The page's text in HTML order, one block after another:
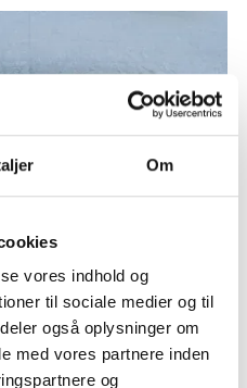
Om
vores indhold og
til sociale medier og til
også oplysninger om
med vores partnere inden
og